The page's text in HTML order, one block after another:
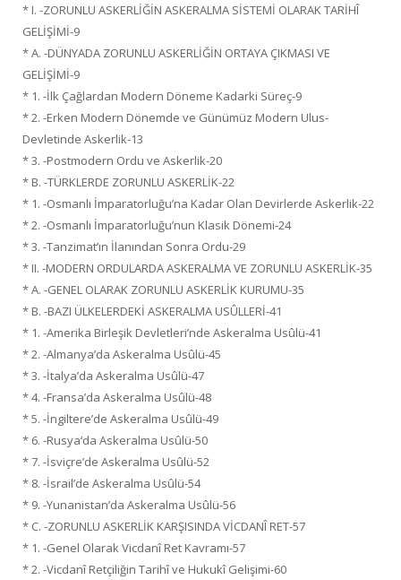
* I. -ZORUNLU ASKERLİĞİN ASKERALMA SİSTEMİ OLARAK TARİHÎ
GELİŞİMİ-9
* A. -DÜNYADA ZORUNLU ASKERLİĞİN ORTAYA ÇIKMASI VE
GELİŞİMİ-9
* 1. -İlk Çağlardan Modern Döneme Kadarki Süreç-9
* 2. -Erken Modern Dönemde ve Günümüz Modern Ulus-
Devletinde Askerlik-13
* 3. -Postmodern Ordu ve Askerlik-20
* B. -TÜRKLERDE ZORUNLU ASKERLİK-22
* 1. -Osmanlı İmparatorluğu’na Kadar Olan Devirlerde Askerlik-22
* 2. -Osmanlı İmparatorluğu’nun Klasik Dönemi-24
* 3. -Tanzimat’ın İlanından Sonra Ordu-29
* II. -MODERN ORDULARDA ASKERALMA VE ZORUNLU ASKERLİK-35
* A. -GENEL OLARAK ZORUNLU ASKERLİK KURUMU-35
* B. -BAZI ÜLKELERDEKİ ASKERALMA USÛLLERİ-41
* 1. -Amerika Birleşik Devletleri’nde Askeralma Usûlü-41
* 2. -Almanya’da Askeralma Usûlü-45
* 3. -İtalya’da Askeralma Usûlü-47
* 4. -Fransa’da Askeralma Usûlü-48
* 5. -İngiltere’de Askeralma Usûlü-49
* 6. -Rusya’da Askeralma Usûlü-50
* 7. -İsviçre’de Askeralma Usûlü-52
* 8. -İsrail’de Askeralma Usûlü-54
* 9. -Yunanistan’da Askeralma Usûlü-56
* C. -ZORUNLU ASKERLİK KARŞISINDA VİCDANÎ RET-57
* 1. -Genel Olarak Vicdanî Ret Kavramı-57
* 2. -Vicdanî Retçiliğin Tarihî ve Hukukî Gelişimi-60